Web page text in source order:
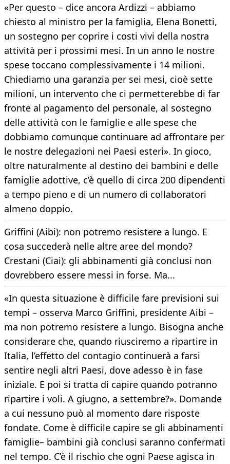
«Per questo – dice ancora Ardizzi – abbiamo
chiesto al ministro per la famiglia, Elena Bonetti,
un sostegno per coprire i costi vivi della nostra
attività per i prossimi mesi. In un anno le nostre
spese toccano complessivamente i 14 milioni.
Chiediamo una garanzia per sei mesi, cioè sette
milioni, un intervento che ci permetterebbe di far
fronte al pagamento del personale, al sostegno
delle attività con le famiglie e alle spese che
dobbiamo comunque continuare ad affrontare per
le nostre delegazioni nei Paesi esteri». In gioco,
oltre naturalmente al destino dei bambini e delle
famiglie adottive, c’è quello di circa 200 dipendenti
a tempo pieno e di un numero di collaboratori
almeno doppio.
Griffini (Aibi): non potremo resistere a lungo. E
cosa succederà nelle altre aree del mondo?
Crestani (Ciai): gli abbinamenti già conclusi non
dovrebbero essere messi in forse. Ma...
«In questa situazione è difficile fare previsioni sui
tempi – osserva Marco Griffini, presidente Aibi –
ma non potremo resistere a lungo. Bisogna anche
considerare che, quando riusciremo a ripartire in
Italia, l’effetto del contagio continuerà a farsi
sentire negli altri Paesi, dove adesso è in fase
iniziale. E poi si tratta di capire quando potranno
ripartire i voli. A giugno, a settembre?». Domande
a cui nessuno può al momento dare risposte
fondate. Come è difficile capire se gli abbinamenti
famiglie– bambini già conclusi saranno confermati
nel tempo. C’è il rischio che ogni Paese agisca in